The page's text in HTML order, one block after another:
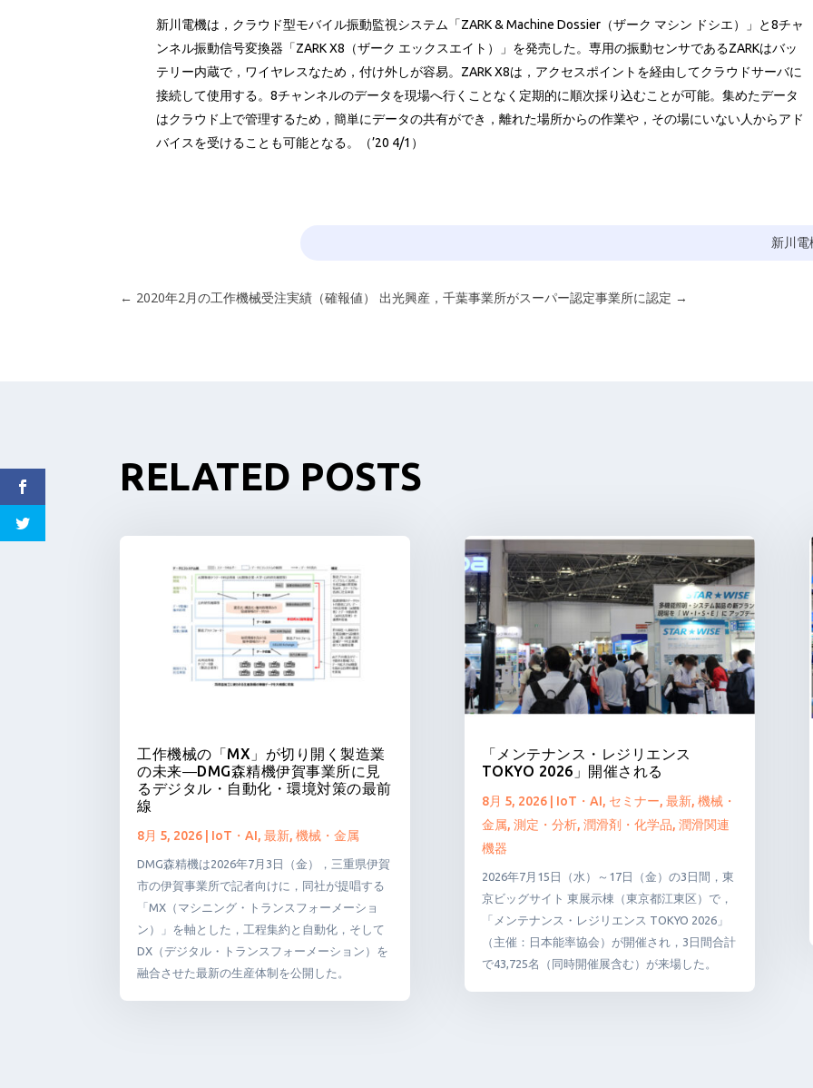
新川電機は，クラウド型モバイル振動監視システム「ZARK & Machine Dossier（ザーク マシン ドシエ）」と8チャ
ンネル振動信号変換器「ZARK X8（ザーク エックスエイト）」を発売した。専用の振動センサであるZARKはバッ
テリー内蔵で，ワイヤレスなため，付け外しが容易。ZARK X8は，アクセスポイントを経由してクラウドサーバに
接続して使用する。8チャンネルのデータを現場へ行くことなく定期的に順次採り込むことが可能。集めたデータ
はクラウド上で管理するため，簡単にデータの共有ができ，離れた場所からの作業や，その場にいない人からアド
バイスを受けることも可能となる。（’20 4/1）
新川電
← 2020年2月の工作機械受注実績（確報値） 出光興産，千葉事業所がスーパー認定事業所に認定 →
RELATED POSTS
工作機械の「MX」が切り開く製造業
の未来―DMG森精機伊賀事業所に見
るデジタル・自動化・環境対策の最前
線
8月 5, 2026 IoT・AI, 最新, 機械・金属
DMG森精機は2026年7月3日（金），三重県伊賀
市の伊賀事業所で記者向けに，同社が提唱する
「MX（マシニング・トランスフォーメーショ
ン）」を軸とした，工程集約と自動化，そして
DX（デジタル・トランスフォーメーション）を
融合させた最新の生産体制を公開した。
「メンテナンス・レジリエンス
TOKYO 2026」開催される
8月 5, 2026| IoT・AI, セミナー, 最新, 機械・
金属, 測定・分析, 潤滑剤・化学品, 潤滑関連
機器
2026年7月15日（水）～17日（金）の3日間，東
京ビッグサイト 東展示棟（東京都江東区）で，
「メンテナンス・レジリエンス TOKYO 2026」
（主催：日本能率協会）が開催され，3日間合計
で43,725名（同時開催展含む）が来場した。